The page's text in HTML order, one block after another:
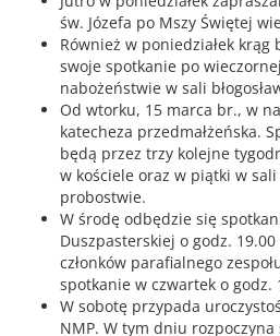
św. Józefa po Mszy Świętej
Również w poniedziałek
swoje spotkanie po
nabożeństwie w sali
Od wtorku, 15 marca br., w
katecheza przedmałżeńska.
będą przez trzy kolejne
w kościele oraz w piątki w sali
probostwie.
W środę odbędzie się
Duszpasterskiej o godz.
członków parafialnego
spotkanie w czwartek o godz.
W sobotę przypada
NMP. W tym dniu